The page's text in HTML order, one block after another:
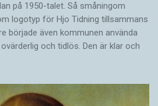
på 1950-talet. Så småningom
logotyp för Hjo Tidning tillsammans
började även kommunen använda
och tidlös. Den är klar och